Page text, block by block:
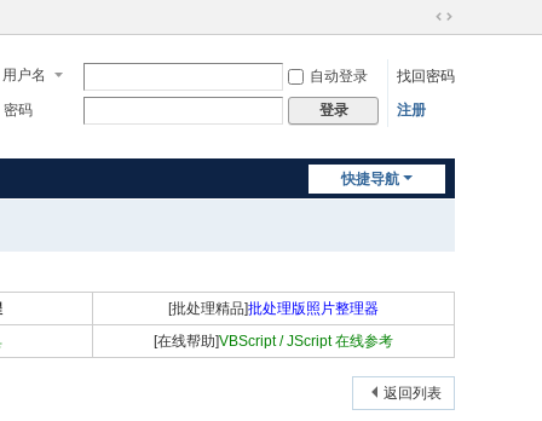
切
到
用户名 自动登录
找回密码
密码
登录 注册
快捷导航
[批处理精品]批处理版照片整理器
[在线帮助]VBScript / JScript 在线参考
返回列表